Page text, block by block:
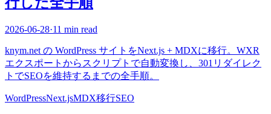
2026-06-28·11 min read
knym.net の WordPress サイトをNext.js + MDXに移行。WXR
エクスポートからスクリプトで自動変換し、301リダイレク
トでSEOを維持するまでの全手順。
WordPressNext.jsMDX移行SEO